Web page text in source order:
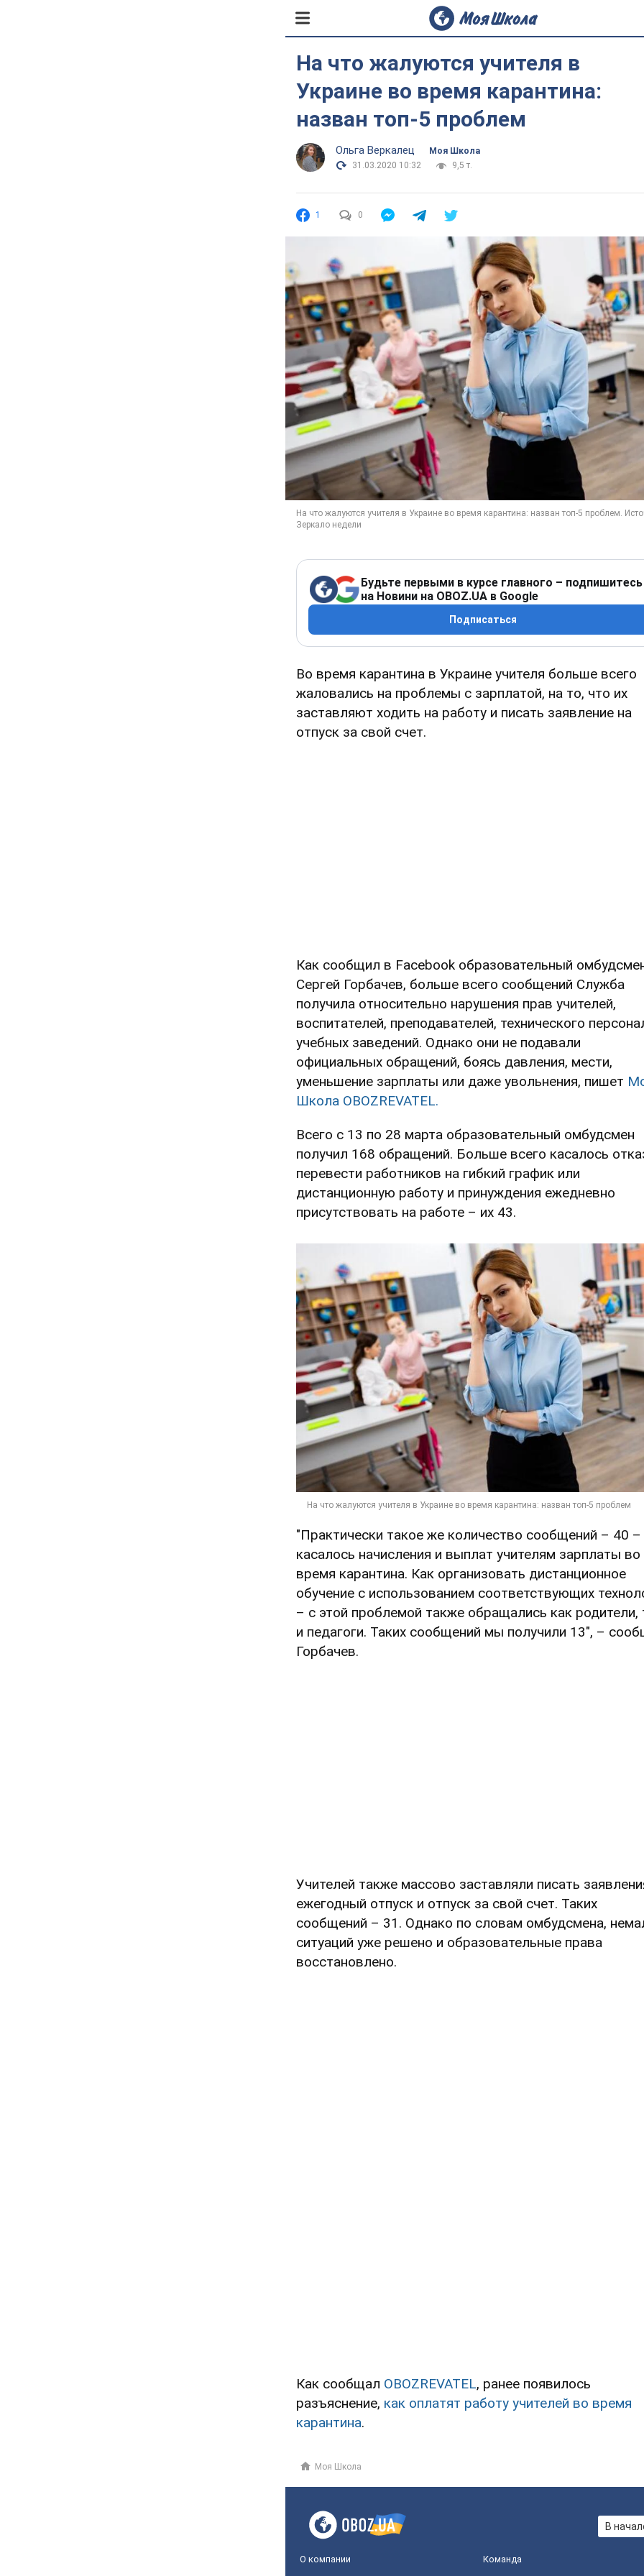
На что жалуются учителя в
Украине во время карантина:
назван топ-5 проблем
Ольга Веркалец
Моя Школа
31.03.2020 10:32
9,5 т.
1 0
Будьте первыми в курсе главного – подпишитесь
на Новини на OBOZ.UA в Google
Подписаться
Во время карантина в Украине учителя больше всего
жаловались на проблемы с зарплатой, на то, что их
заставляют ходить на работу и писать заявление на
отпуск за свой счет.
Как сообщил в Facebook образовательный
Сергей Горбачев, больше всего сообщений Служба
получила относительно нарушения прав учителей,
воспитателей, преподавателей, технического
учебных заведений. Однако они не подавали
официальных обращений, боясь давления, мести,
уменьшение зарплаты или даже увольнения, пишет
Школа OBOZREVATEL.
Всего с 13 по 28 марта образовательный омбудсмен
получил 168 обращений. Больше всего касалось
перевести работников на гибкий график или
дистанционную работу и принуждения ежедневно
присутствовать на работе – их 43.
"Практически такое же количество сообщений – 40 –
касалось начисления и выплат учителям зарплаты во
время карантина. Как организовать дистанционное
обучение с использованием соответствующих
– с этой проблемой также обращались как родители,
и педагоги. Таких сообщений мы получили 13", –
Горбачев.
Учителей также массово заставляли писать
ежегодный отпуск и отпуск за свой счет. Таких
сообщений – 31. Однако по словам омбудсмена,
ситуаций уже решено и образовательные права
восстановлено.
Как сообщал OBOZREVATEL, ранее появилось
разъяснение, как оплатят работу учителей во время
карантина.
Моя Школа
В
О компании Команда